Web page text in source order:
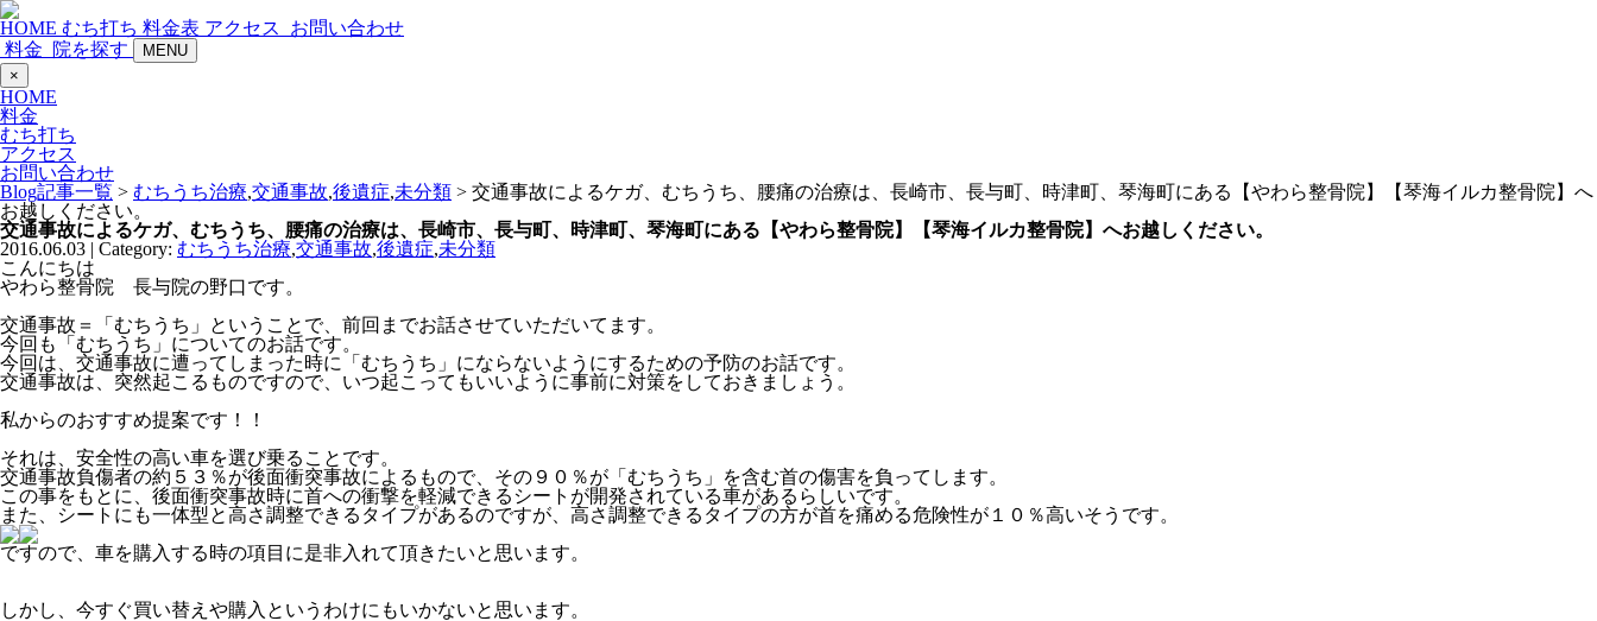
HOME むち打ち 料金表 アクセス
お問い合わせ
料金
院を探す
MENU
×
HOME
料金
むち打ち
アクセス
お問い合わせ
Blog記事一覧 > むちうち治療,交通事故,後遺症,未分類 > 交通事故によるケガ、むちうち、腰痛の治療は、長崎市、長与町、時津町、琴海町にある【やわら整骨院】【琴海イルカ整骨院】へ
お越しください。
交通事故によるケガ、むちうち、腰痛の治療は、長崎市、長与町、時津町、琴海町にある【やわら整骨院】【琴海イルカ整骨院】へお越しください。
2016.06.03 | Category: むちうち治療,交通事故,後遺症,未分類
こんにちは
やわら整骨院 長与院の野口です。
交通事故＝「むちうち」ということで、前回までお話させていただいてます。
今回も「むちうち」についてのお話です。
今回は、交通事故に遭ってしまった時に「むちうち」にならないようにするための予防のお話です。
交通事故は、突然起こるものですので、いつ起こってもいいように事前に対策をしておきましょう。
私からのおすすめ提案です！！
それは、安全性の高い車を選び乗ることです。
交通事故負傷者の約５３％が後面衝突事故によるもので、その９０％が「むちうち」を含む首の傷害を負ってします。
この事をもとに、後面衝突事故時に首への衝撃を軽減できるシートが開発されている車があるらしいです。
また、シートにも一体型と高さ調整できるタイプがあるのですが、高さ調整できるタイプの方が首を痛める危険性が１０％高いそうです。
ですので、車を購入する時の項目に是非入れて頂きたいと思います。
しかし、今すぐ買い替えや購入というわけにもいかないと思います。